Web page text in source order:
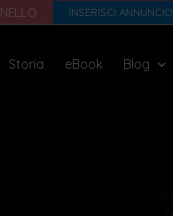
INSERISCI ANNUNCIO
Storia eBook Blog